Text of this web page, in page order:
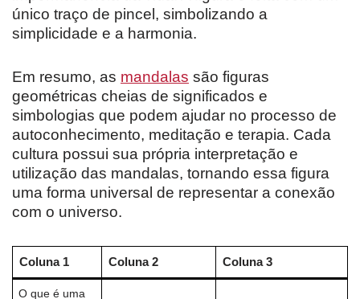
único traço de pincel, simbolizando a
simplicidade e a harmonia.
Em resumo, as mandalas são figuras
geométricas cheias de significados e
simbologias que podem ajudar no processo de
autoconhecimento, meditação e terapia. Cada
cultura possui sua própria interpretação e
utilização das mandalas, tornando essa figura
uma forma universal de representar a conexão
com o universo.
Coluna 1 Coluna 2 Coluna 3
O que é uma